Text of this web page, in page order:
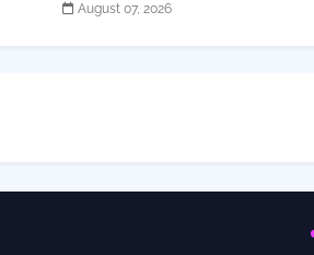
August 07, 2026